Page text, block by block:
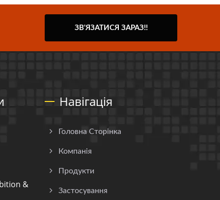
ЗВ'ЯЗАТИСЯ ЗАРАЗ!!
&
Навігація
Головна Сторінка
Компанія
Продукти
Застосування